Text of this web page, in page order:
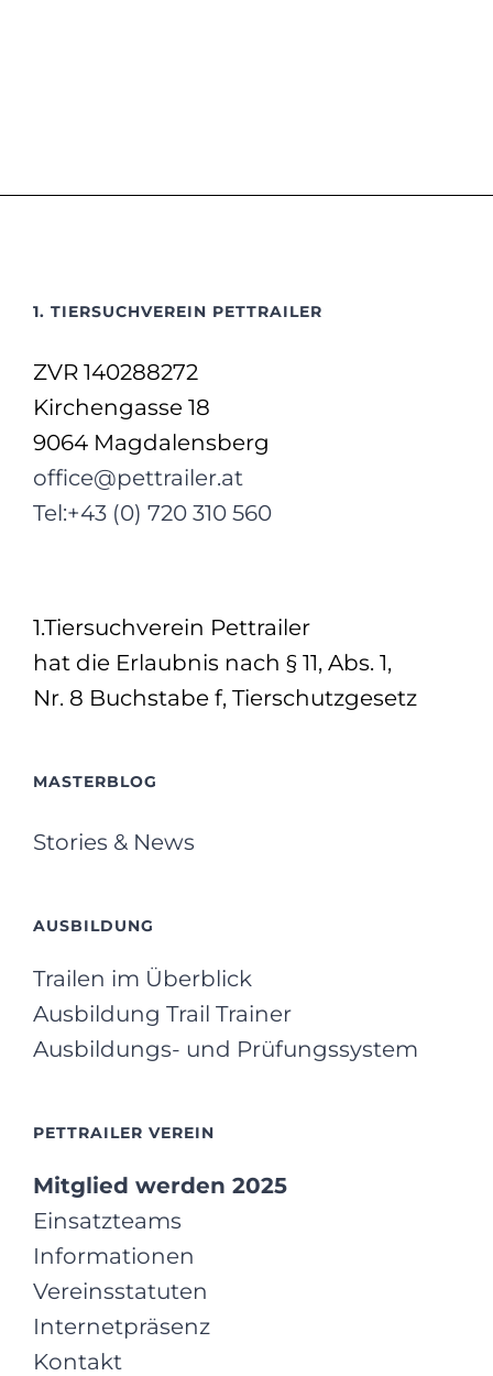
1. TIERSUCHVEREIN PETTRAILER
ZVR 140288272
Kirchengasse 18
9064 Magdalensberg
office@pettrailer.at
Tel:+43 (0) 720 310 560
1.Tiersuchverein Pettrailer
hat die Erlaubnis nach § 11, Abs. 1,
Nr. 8 Buchstabe f, Tierschutzgesetz
MASTERBLOG
Stories & News
AUSBILDUNG
Trailen im Überblick
Ausbildung Trail Trainer
Ausbildungs- und Prüfungssystem
PETTRAILER VEREIN
Mitglied werden 2025
Einsatzteams
Informationen
Vereinsstatuten
Internetpräsenz
Kontakt